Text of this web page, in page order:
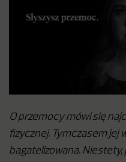
O przemocy mówi się
fizycznej. Tymczasem jej
bagatelizowana.